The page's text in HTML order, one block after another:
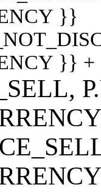
}}
}}